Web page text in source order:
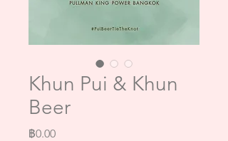
Khun Pui & Khun
Beer
฿0.00ราคา